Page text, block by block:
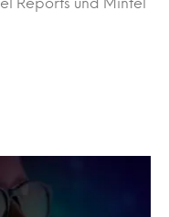
Reports und Mintel